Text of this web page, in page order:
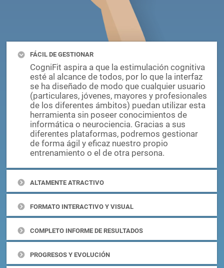
FÁCIL DE GESTIONAR
CogniFit aspira a que la estimulación cognitiva
esté al alcance de todos, por lo que la interfaz
se ha diseñado de modo que cualquier usuario
(particulares, jóvenes, mayores y profesionales
de los diferentes ámbitos) puedan utilizar esta
herramienta sin poseer conocimientos de
informática o neurociencia. Gracias a sus
diferentes plataformas, podremos gestionar
de forma ágil y eficaz nuestro propio
entrenamiento o el de otra persona.
ALTAMENTE ATRACTIVO
FORMATO INTERACTIVO Y VISUAL
COMPLETO INFORME DE RESULTADOS
PROGRESOS Y EVOLUCIÓN